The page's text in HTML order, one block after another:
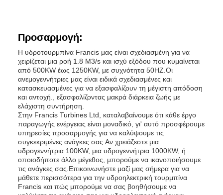
Προσαρμογή:
Η υδροτουρμπίνα Francis μας είναι σχεδιασμένη για να
χειρίζεται μια ροή 1.8 M3/s και ισχύ εξόδου που κυμαίνεται
από 500KW έως 1250KW, με συχνότητα 50HZ.Οι
ανεμογεννήτριες μας είναι ειδικά σχεδιασμένες και
κατασκευασμένες για να εξασφαλίζουν τη μέγιστη απόδοση
και αντοχή., εξασφαλίζοντας μακρά διάρκεια ζωής με
ελάχιστη συντήρηση.
Στην Francis Turbines Ltd, καταλαβαίνουμε ότι κάθε έργο
παραγωγής ενέργειας είναι μοναδικό, γι' αυτό προσφέρουμε
υπηρεσίες προσαρμογής για να καλύψουμε τις
συγκεκριμένες ανάγκες σας.Αν χρειάζεστε μια
υδρογεννήτρια 100KW, μια υδρογεννήτρια 1000KW, ή
οποιοδήποτε άλλο μέγεθος, μπορούμε να ικανοποιήσουμε
τις ανάγκες σας.Επικοινωνήστε μαζί μας σήμερα για να
μάθετε περισσότερα για την υδροηλεκτρική τουρμπίνα
Francis και πώς μπορούμε να σας βοηθήσουμε να